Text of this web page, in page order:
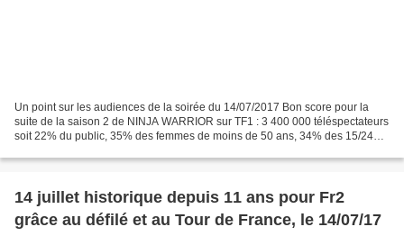
Un point sur les audiences de la soirée du 14/07/2017 Bon score pour la
suite de la saison 2 de NINJA WARRIOR sur TF1 : 3 400 000 téléspectateurs
soit 22% du public, 35% des femmes de moins de 50 ans, 34% des 15/24
14 juillet historique depuis 11 ans pour Fr2
grâce au défilé et au Tour de France, le 14/07/17